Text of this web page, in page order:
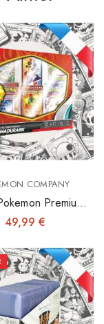
COMPANY
Premium -
EX
49,99 €